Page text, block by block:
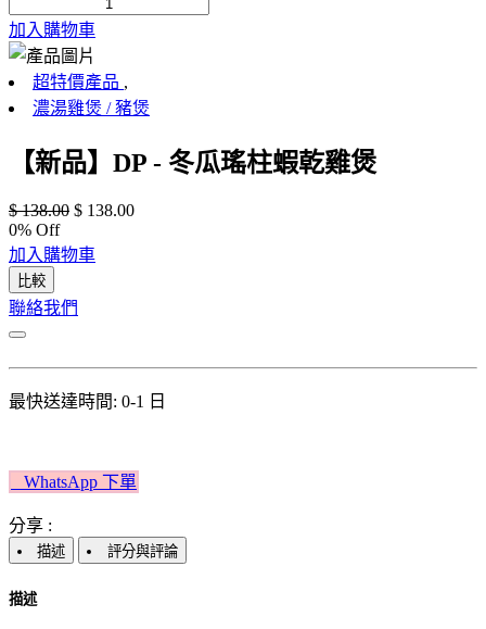
加入購物車
超特價產品 ,
濃湯雞煲 / 豬煲
【新品】DP - 冬瓜瑤柱蝦乾雞煲
$138.00 $ 138.00
0% Off
加入購物車
比較
聯絡我們
最快送達時間: 0-1 日
W​​hatsApp 下單​​​​​​
分享 :
描述 評分與評論
描述